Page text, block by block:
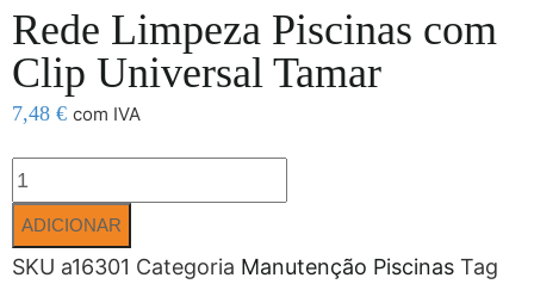
Rede Limpeza Piscinas com
Clip Universal Tamar
7,48 € com IVA
ADICIONAR
SKU a16301 Categoria Manutenção Piscinas Tag